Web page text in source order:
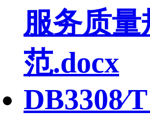
服务质量
范.docx